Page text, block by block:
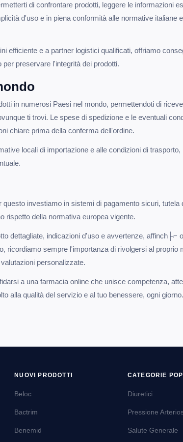
di confrontare prodotti, leggere le informazioni
d'uso e in piena conformità alle normative italiane
efficiente e a partner logistici qualificati, offriamo
preservare l'integrità dei prodotti.
in numerosi Paesi nel mondo, permettendoti di
ti trovi. Le spese di spedizione e le eventuali
chiare prima della conferma dell'ordine.
locali di importazione e alle condizioni di trasporto,
investiamo in sistemi di pagamento sicuri, tutela
rispetto della normativa europea vigente.
dettagliate, indicazioni d'uso e avvertenze, affinch├⌐
ricordiamo sempre l'importanza di rivolgersi al proprio
personalizzate.
a una farmacia online che unisce competenza,
alla qualità del servizio e al tuo benessere, ogni giorno.
NUOVI PRODOTTI
Beloc
Bactrim
Benemid
CATEGORIE
Diuretici
Pressione
Salute Generale